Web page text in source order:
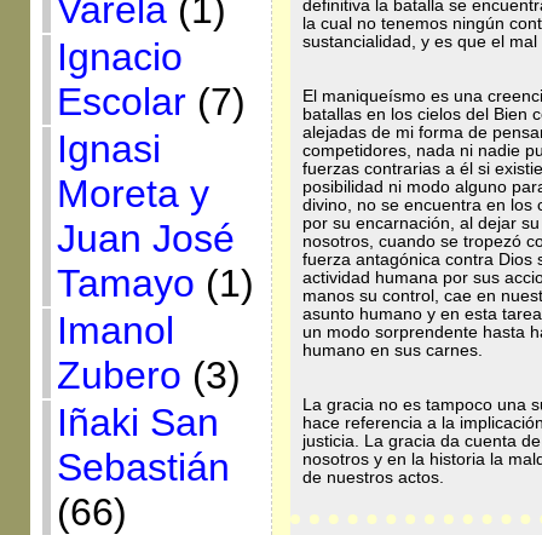
Varela(1)
Ignacio
Escolar(7)
Ignasi
Moreta y
Juan José
Tamayo (1)
Imanol
Zubero (3)
Iñaki San
Sebastián
(66)
definitiva la batalla se
la cual no tenemos ningún
sustancialidad, y es que el
El maniqueísmo es una
batallas en los cielos del Bien
alejadas de mi forma de
competidores, nada ni nadie
fuerzas contrarias a él si
posibilidad ni modo alguno
divino, no se encuentra en los
por su encarnación, al dejar
nosotros, cuando se tropezó
fuerza antagónica contra Dios
actividad humana por sus
manos su control, cae en
asunto humano y en esta
un modo sorprendente hasta
humano en sus carnes.
La gracia no es tampoco una
hace referencia a la
justicia. La gracia da cuenta
nosotros y en la historia la
de nuestros actos.